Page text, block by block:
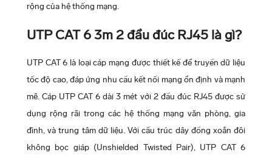
rộng của hệ thống mạng.
UTP CAT 6 3m 2 đầu đúc RJ45 là gì?
UTP CAT 6 là loại cáp mạng được thiết kế để truyền dữ liệu
tốc độ cao, đáp ứng nhu cầu kết nối mạng ổn định và mạnh
mẽ. Cáp UTP CAT 6 dài 3 mét với 2 đầu đúc RJ45 được sử
dụng rộng rãi trong các hệ thống mạng văn phòng, gia
đình, và trung tâm dữ liệu. Với cấu trúc dây đồng xoắn đôi
không bọc giáp (Unshielded Twisted Pair), UTP CAT 6